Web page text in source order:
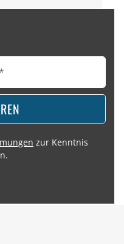
zur Kenntnis